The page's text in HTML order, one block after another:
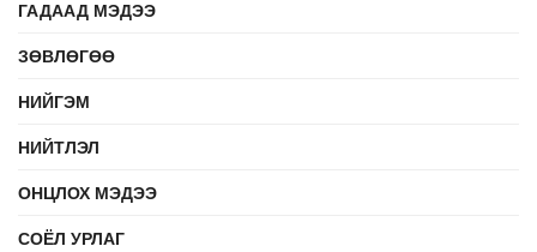
ГАДААД МЭДЭЭ
ЗӨВЛӨГӨӨ
НИЙГЭМ
НИЙТЛЭЛ
ОНЦЛОХ МЭДЭЭ
СОЁЛ УРЛАГ